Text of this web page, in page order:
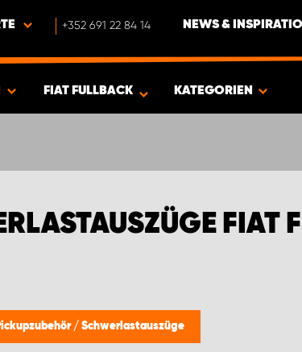
+352 691 22 84 14 NEWS &
FIAT FULLBACK KATEGORIEN
FIAT
/ Schwerlastauszüge